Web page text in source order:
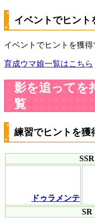
イベントでヒント
イベントでヒントを獲得
育成ウマ娘一覧はこちら
影を追ってを
覧
練習でヒントを獲
SSR
ドゥラメンテ
SR